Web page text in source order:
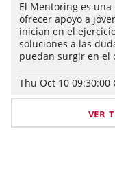
El Mentoring es
ofrecer apoyo a
inician en el
soluciones a las
puedan surgir en el
Thu Oct 10 09:30:00
VER